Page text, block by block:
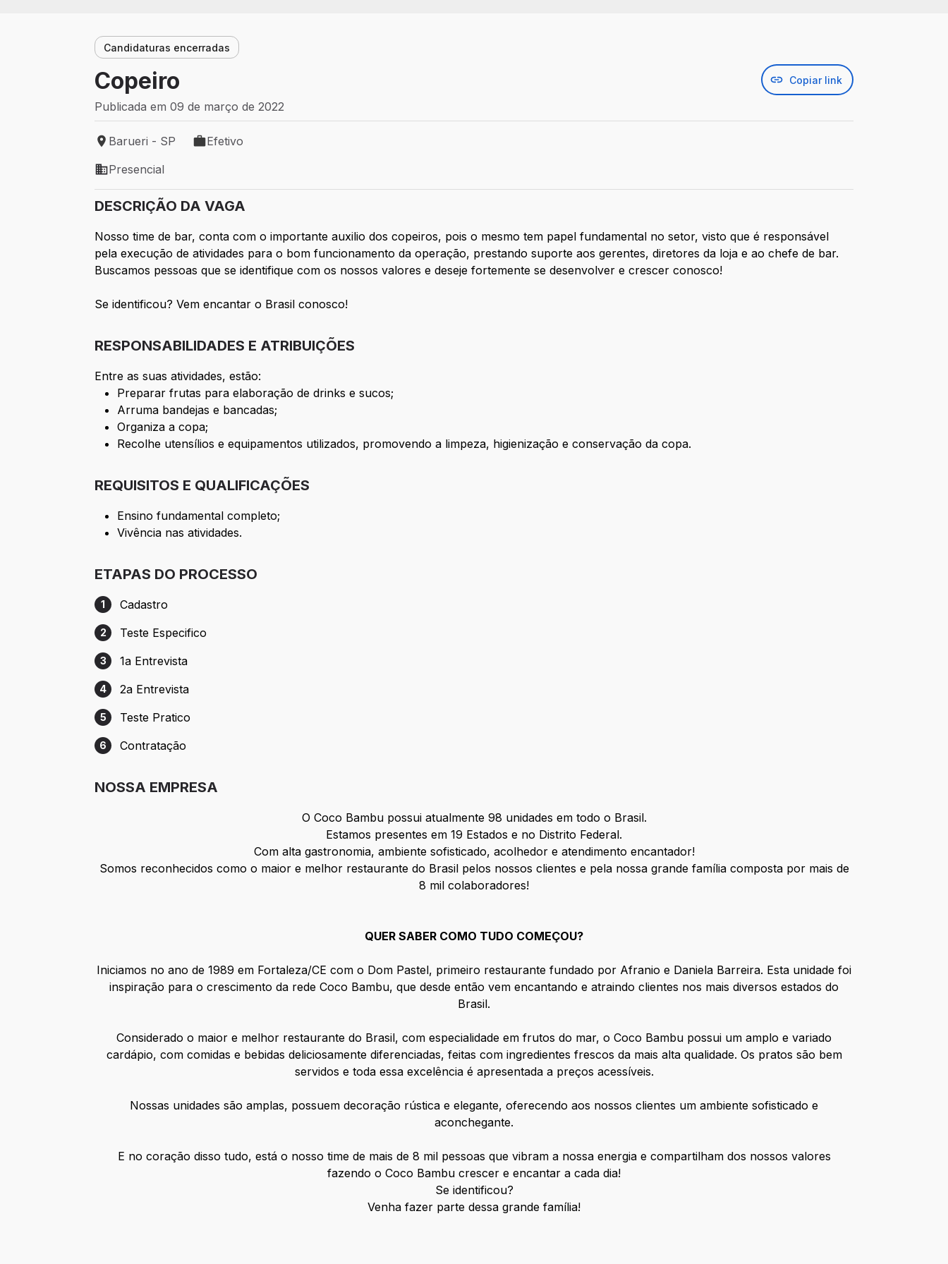
Candidaturas encerradas
Copeiro Copiar link
Publicada em 09 de março de 2022
Local de trabalho: Barueri - SP
Barueri - SP
Tipo de vaga: Efetivo
Efetivo
Modelo de trabalho: Presencial
Presencial
DESCRIÇÃO DA VAGA
Nosso time de bar, conta com o importante auxilio dos copeiros, pois o mesmo tem papel fundamental no setor, visto que é responsável
pela execução de atividades para o bom funcionamento da operação, prestando suporte aos gerentes, diretores da loja e ao chefe de bar.
Buscamos pessoas que se identifique com os nossos valores e deseje fortemente se desenvolver e crescer conosco!
Se identificou? Vem encantar o Brasil conosco!
RESPONSABILIDADES E ATRIBUIÇÕES
Entre as suas atividades, estão:
Preparar frutas para elaboração de drinks e sucos;
Arruma bandejas e bancadas;
Organiza a copa;
Recolhe utensílios e equipamentos utilizados, promovendo a limpeza, higienização e conservação da copa.
REQUISITOS E QUALIFICAÇÕES
Ensino fundamental completo;
Vivência nas atividades.
ETAPAS DO PROCESSO
Etapa 1: Cadastro
1 Cadastro
Etapa 2: Teste Especifico
2 Teste Especifico
Etapa 3: 1a Entrevista
3 1a Entrevista
Etapa 4: 2a Entrevista
4 2a Entrevista
Etapa 5: Teste Pratico
5 Teste Pratico
Etapa 6: Contratação
6 Contratação
NOSSA EMPRESA
O Coco Bambu possui atualmente 98 unidades em todo o Brasil.
Estamos presentes em 19 Estados e no Distrito Federal.
Com alta gastronomia, ambiente sofisticado, acolhedor e atendimento encantador!
Somos reconhecidos como o maior e melhor restaurante do Brasil pelos nossos clientes e pela nossa grande família composta por mais de
8 mil colaboradores!
QUER SABER COMO TUDO COMEÇOU?
Iniciamos no ano de 1989 em Fortaleza/CE com o Dom Pastel, primeiro restaurante fundado por Afranio e Daniela Barreira. Esta unidade foi
inspiração para o crescimento da rede Coco Bambu, que desde então vem encantando e atraindo clientes nos mais diversos estados do
Brasil.
Considerado o maior e melhor restaurante do Brasil, com especialidade em frutos do mar, o Coco Bambu possui um amplo e variado
cardápio, com comidas e bebidas deliciosamente diferenciadas, feitas com ingredientes frescos da mais alta qualidade. Os pratos são bem
servidos e toda essa excelência é apresentada a preços acessíveis.
Nossas unidades são amplas, possuem decoração rústica e elegante, oferecendo aos nossos clientes um ambiente sofisticado e
aconchegante.
E no coração disso tudo, está o nosso time de mais de 8 mil pessoas que vibram a nossa energia e compartilham dos nossos valores
fazendo o Coco Bambu crescer e encantar a cada dia!
Se identificou?
Venha fazer parte dessa grande família!